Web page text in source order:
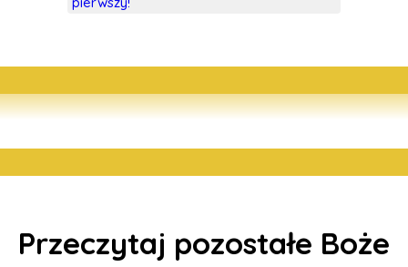
Przeczytaj pozostałe Boże